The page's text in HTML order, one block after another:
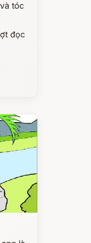
tóc
đọc